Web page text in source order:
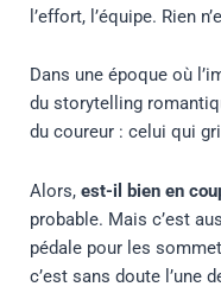
l’effort, l’équipe. Rien
Dans une époque où
du storytelling
du coureur : celui qui
Alors, est-il bien en
probable. Mais c’est
pédale pour les
c’est sans doute l’une